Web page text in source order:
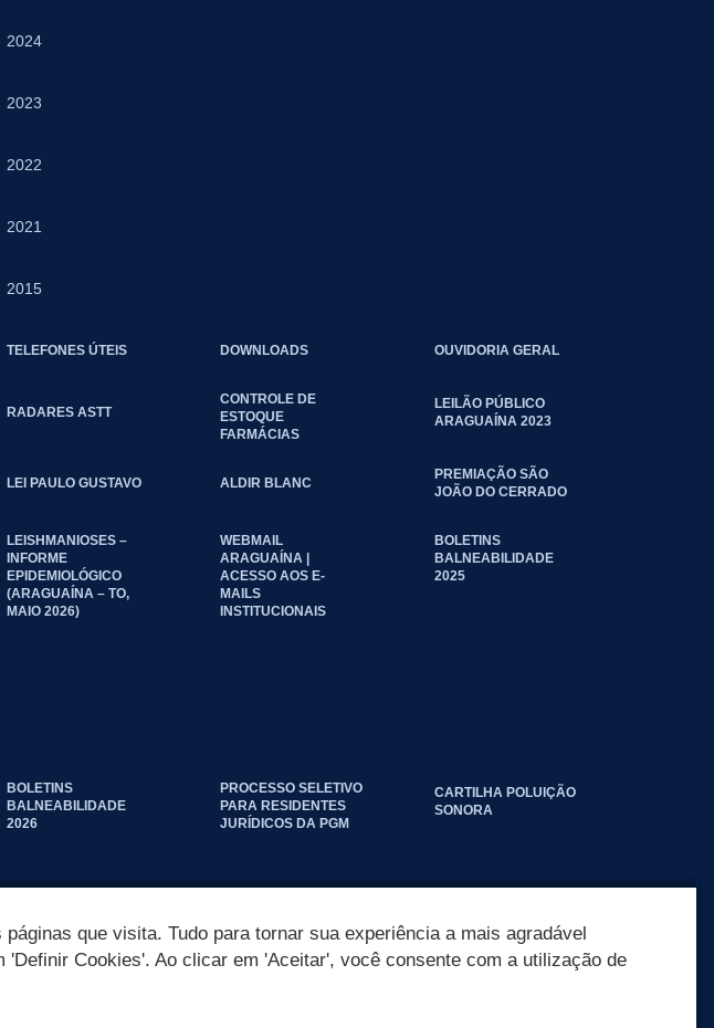
2024
2023
2022
2021
2015
TELEFONES ÚTEIS DOWNLOADS OUVIDORIA GERAL
RADARES ASTT
CONTROLE DE
ESTOQUE
FARMÁCIAS
LEILÃO PÚBLICO
ARAGUAÍNA 2023
LEI PAULO GUSTAVO ALDIR BLANC
PREMIAÇÃO SÃO
JOÃO DO CERRADO
LEISHMANIOSES –
INFORME
EPIDEMIOLÓGICO
(ARAGUAÍNA – TO,
MAIO 2026)
WEBMAIL
ARAGUAÍNA |
ACESSO AOS E-
MAILS
INSTITUCIONAIS
BOLETINS
BALNEABILIDADE
2025
BOLETINS
BALNEABILIDADE
2026
PROCESSO SELETIVO
PARA RESIDENTES
JURÍDICOS DA PGM
CARTILHA POLUIÇÃO
SONORA
que visita. Tudo para tornar sua experiência a mais agradável
Cookies'. Ao clicar em 'Aceitar', você consente com a utilização de